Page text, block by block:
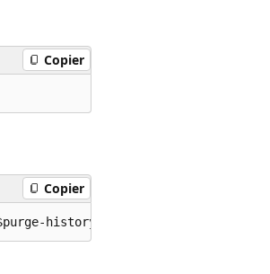
Copier
Copier